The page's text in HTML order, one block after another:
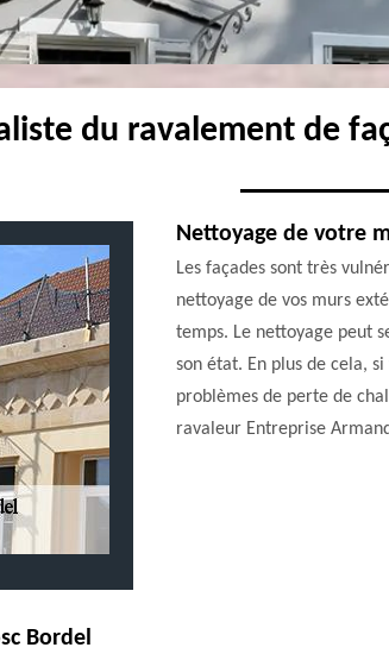
du ravalement de
Nettoyage de votre
Les façades sont très
nettoyage de vos murs
temps. Le nettoyage peut
son état. En plus de cela,
problèmes de perte de
ravaleur Entreprise
Bordel